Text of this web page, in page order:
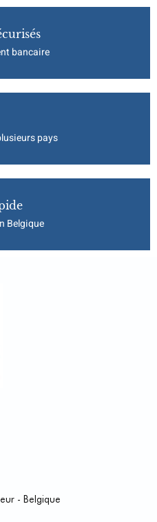
bancaire
pays
Belgique
- Belgique